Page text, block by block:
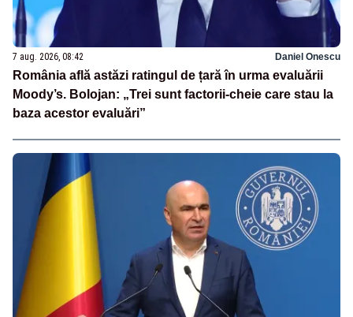
7 aug. 2026, 08:42 Daniel Onescu
România află astăzi ratingul de țară în urma evaluării
Moody’s. Bolojan: „Trei sunt factorii-cheie care stau la
baza acestor evaluări”